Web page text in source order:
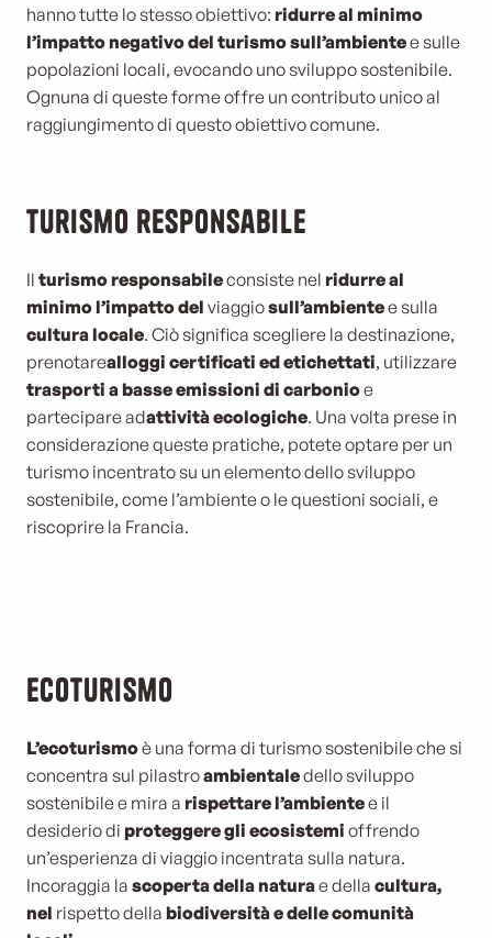
hanno tutte lo stesso obiettivo: ridurre al minimo
l’impatto negativo del turismo sull’ambientee sulle
popolazioni locali, evocando uno sviluppo sostenibile.
Ognuna di queste forme offre un contributo unico al
raggiungimento di questo obiettivo comune.
Turismo responsabile
Il turismo responsabileconsiste nel ridurre al
minimo l’impatto del viaggiosull’ambientee sulla
cultura locale. Ciò significa scegliere la destinazione,
prenotarealloggi certificati ed etichettati, utilizzare
trasporti a basse emissioni di carbonioe
partecipare adattività ecologiche. Una volta prese in
considerazione queste pratiche, potete optare per un
turismo incentrato su un elemento dello sviluppo
sostenibile, come l’ambiente o le questioni sociali, e
riscoprire la Francia.
Ecoturismo
L’ecoturismoè una forma di turismo sostenibile che si
concentra sul pilastroambientaledello sviluppo
sostenibile e mira a rispettare l’ambientee il
desiderio di proteggere gli ecosistemi offrendo
un’esperienza di viaggio incentrata sulla natura.
Incoraggia la scoperta della naturae della cultura,
nel rispetto della biodiversità e delle comunità